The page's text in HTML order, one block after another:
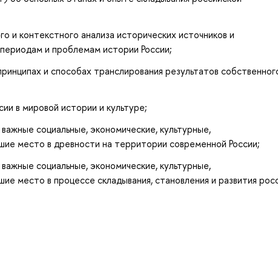
контекстного анализа исторических источников и
и проблемам истории России;
и способах транслирования результатов
в мировой истории и культуре;
социальные, экономические, культурные,
место в древности на территории современной России;
социальные, экономические, культурные,
место в процессе складывания, становления и развития